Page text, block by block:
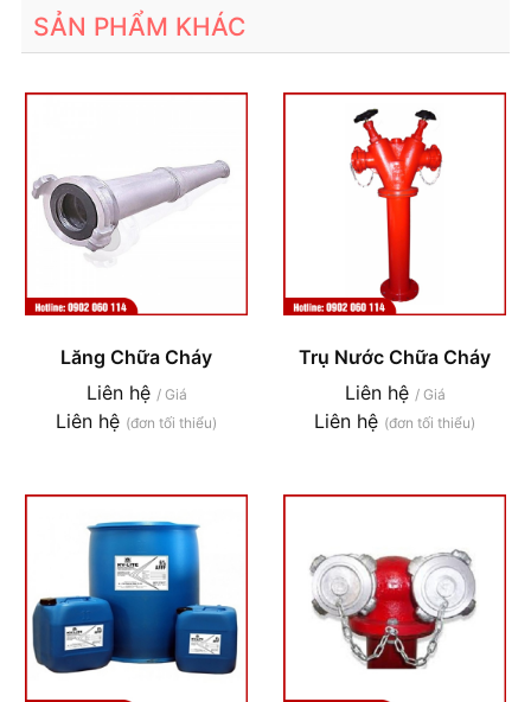
SẢN PHẨM KHÁC
Lăng Chữa Cháy
Liên hệ / Giá
Liên hệ (đơn tối thiểu)
Trụ Nước Chữa Cháy
Liên hệ / Giá
Liên hệ (đơn tối thiểu)